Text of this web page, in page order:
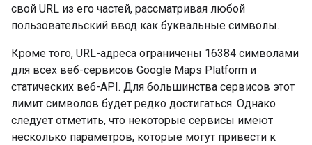
свой URL из его частей, рассматривая любой
пользовательский ввод как буквальные символы.
Кроме того, URL-адреса ограничены 16384 символами
для всех веб-сервисов Google Maps Platform и
статических веб-API. Для большинства сервисов этот
лимит символов будет редко достигаться. Однако
следует отметить, что некоторые сервисы имеют
несколько параметров, которые могут привести к